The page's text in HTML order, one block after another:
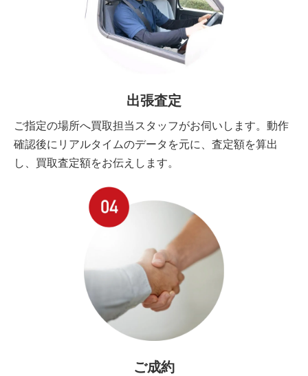
出張査定
ご指定の場所へ買取担当スタッフがお伺いします。動作
確認後にリアルタイムのデータを元に、査定額を算出
し、買取査定額をお伝えします。
ご成約